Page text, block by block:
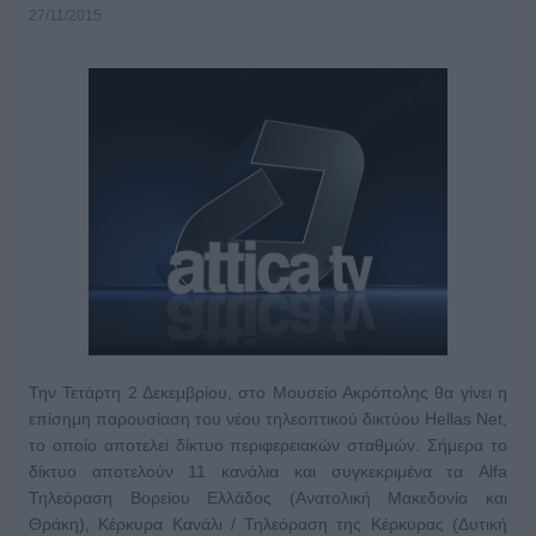
27/11/2015
Την Τετάρτη 2 Δεκεμβρίου, στο Μουσείο Ακρόπολης θα γίνει η
επίσημη παρουσίαση του νέου τηλεοπτικού δικτύου Hellas Net,
το οποίο αποτελεί δίκτυο περιφερειακών σταθμών. Σήμερα το
δίκτυο αποτελούν 11 κανάλια και συγκεκριμένα τα Alfa
Τηλεόραση Βορείου Ελλάδος (Ανατολική Μακεδονία και
Θράκη), Κέρκυρα Κανάλι / Τηλεόραση της Κέρκυρας (Δυτική